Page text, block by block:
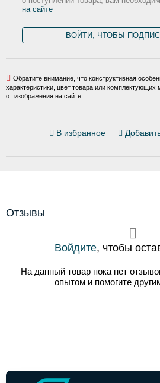
В избранное
на сайте
ВОЙТИ, ЧТОБЫ
Обратите внимание, что конструктивная
характеристики, цвет товара или комплектующих
от изображения на сайте.
Отзывы
Войдите, чтобы
На данный товар пока нет
опытом и помогите